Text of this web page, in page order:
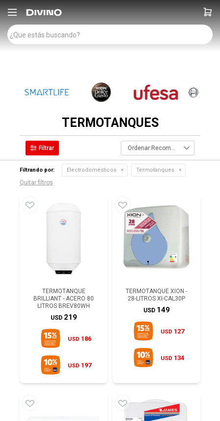

TERMOTANQUES
Recomendados
Filtrando por: Electrodomésticos Termotanques
Quitar filtros
TERMOTANQUE
BRILLIANT - ACERO 80
LITROS BREV80WH
USD 219
USD 186
USD 197
TERMOTANQUE XION -
28-LITROS XI-CAL30P
USD 149
USD 127
USD 134